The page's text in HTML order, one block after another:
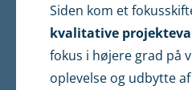
Siden kom et
kvalitative
fokus i højere grad på
oplevelse og udbytte